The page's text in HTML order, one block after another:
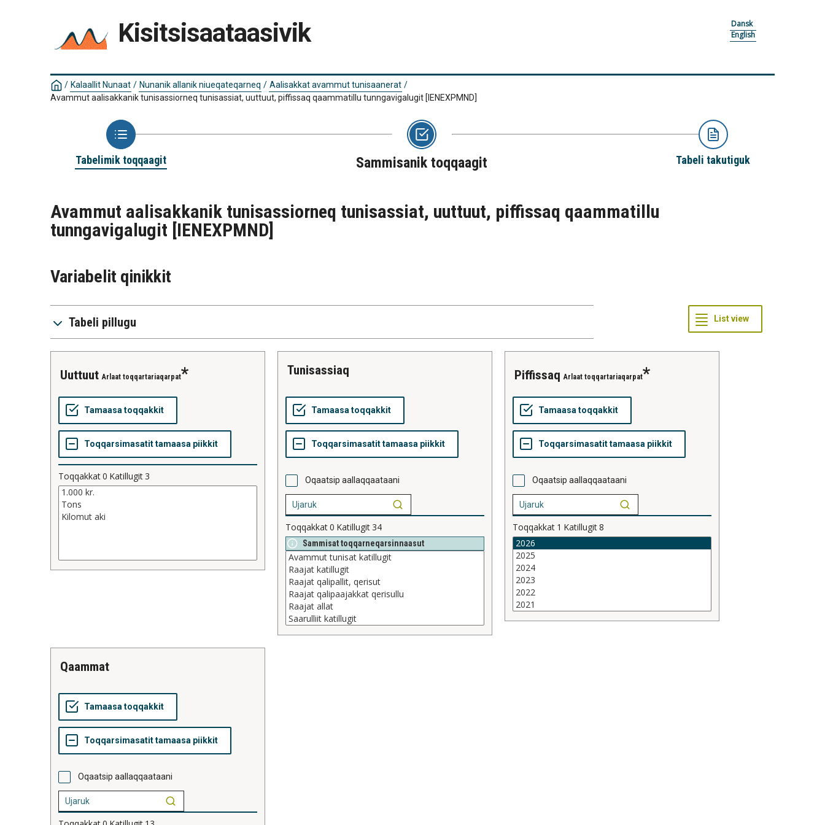
Kisitsisaataasivik
Dansk
English
/ Kalaallit Nunaat / Nunanik allanik niueqateqarneq / Aalisakkat avammut tunisaanerat /
Avammut aalisakkanik tunisassiorneq tunisassiat, uuttuut, piffissaq qaammatillu tunngavigalugit [IENEXPMND]
Tabelimik toqqaagit Sammisanik toqqaagit Tabeli takutiguk
Avammut aalisakkanik tunisassiorneq tunisassiat, uuttuut, piffissaq qaammatillu
tunngavigalugit [IENEXPMND]
Variabelit qinikkit
Tabeli pillugu
uuttuut Arlaat toqqartariaqarpat
Toqqakkat0 Katillugit3
tunisassiaq
Oqaatsip aallaqqaataani
Toqqakkat0 Katillugit34
Sammisat toqqarneqarsinnaasut
piffissaq Arlaat toqqartariaqarpat
Oqaatsip aallaqqaataani
Toqqakkat 1 Katillugit8
qaammat
Oqaatsip aallaqqaataani